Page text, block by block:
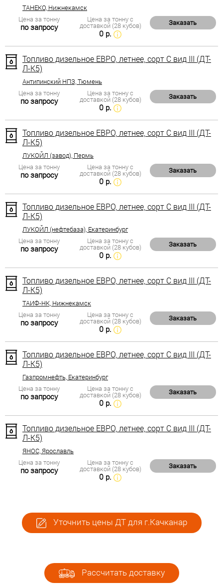
ТАНЕКО, Нижнекамск
Цена за тонну
по запросу
Цена за тонну с
доставкой (28 кубов)
0 р.
Заказать
Топливо дизельное ЕВРО, летнее, сорт С вид III (ДТ-
Л-К5)
Антипинский НПЗ, Тюмень
Цена за тонну
по запросу
Цена за тонну с
доставкой (28 кубов)
0 р.
Заказать
Топливо дизельное ЕВРО, летнее, сорт С вид III (ДТ-
Л-К5)
ЛУКОЙЛ (завод), Пермь
Цена за тонну
по запросу
Цена за тонну с
доставкой (28 кубов)
0 р.
Заказать
Топливо дизельное ЕВРО, летнее, сорт С вид III (ДТ-
Л-К5)
ЛУКОЙЛ (нефтебаза), Екатеринбург
Цена за тонну
по запросу
Цена за тонну с
доставкой (28 кубов)
0 р.
Заказать
Топливо дизельное ЕВРО, летнее, сорт С вид III (ДТ-
Л-К5)
ТАИФ-НК, Нижнекамск
Цена за тонну
по запросу
Цена за тонну с
доставкой (28 кубов)
0 р.
Заказать
Топливо дизельное ЕВРО, летнее, сорт С вид III (ДТ-
Л-К5)
Газпромнефть, Екатеринбург
Цена за тонну
по запросу
Цена за тонну с
доставкой (28 кубов)
0 р.
Заказать
Топливо дизельное ЕВРО, летнее, сорт С вид III (ДТ-
Л-К5)
ЯНОС, Ярославль
Цена за тонну
по запросу
Цена за тонну с
доставкой (28 кубов)
0 р.
Заказать
Уточнить цены ДТ для г.Качканар
Рассчитать доставку